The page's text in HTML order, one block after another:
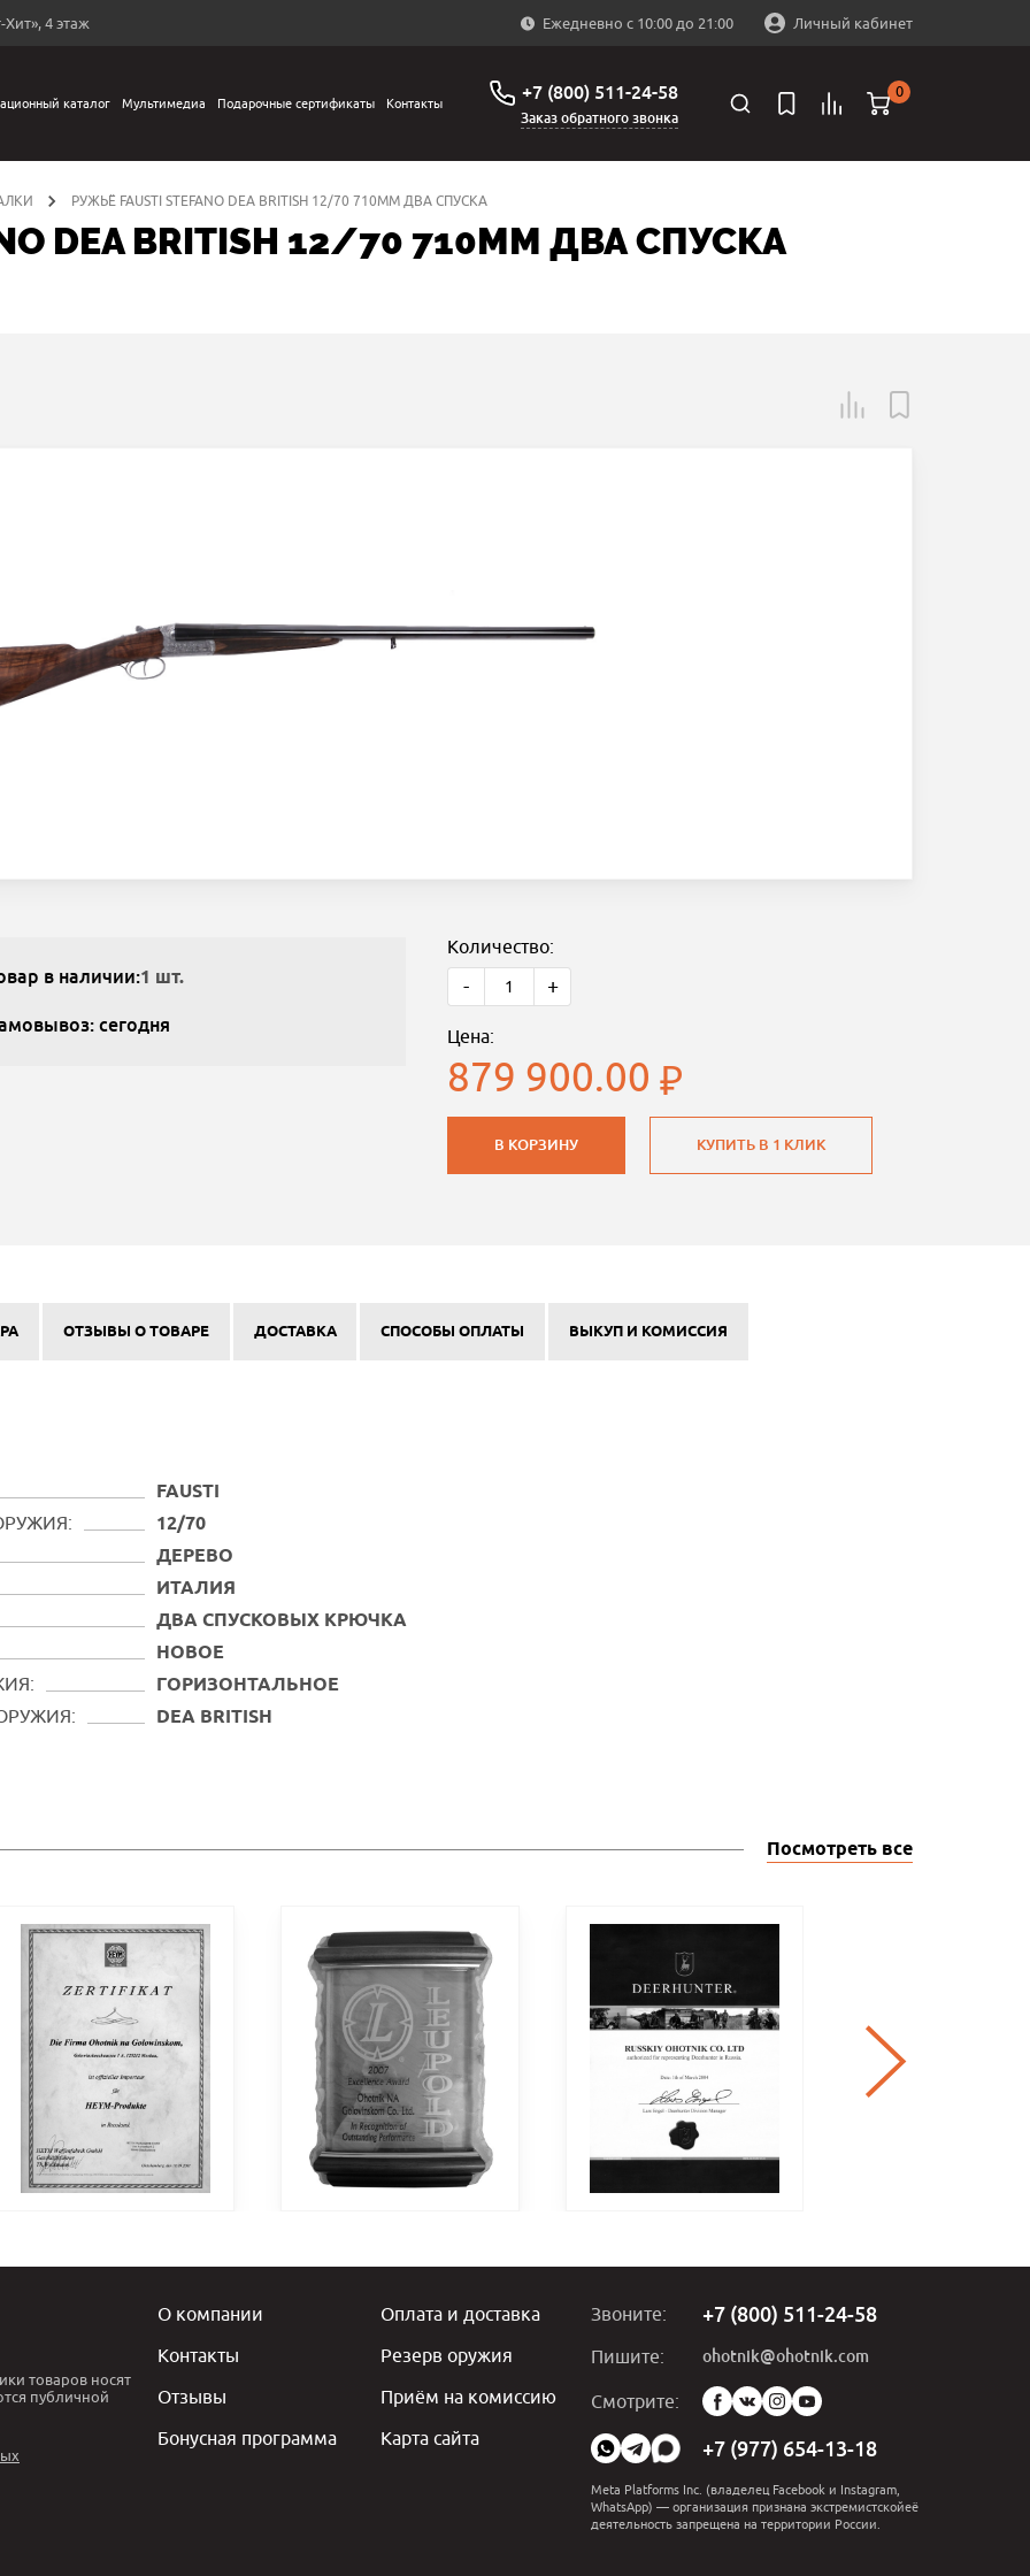
4 этаж Ежедневно с 10:00 до 21:00 Личный кабинет
каталог Мультимедиа Подарочные сертификаты Контакты +7 (800) 511-24-58
Заказ обратного звонка
0
РУЖЬЁ FAUSTI STEFANO DEA BRITISH 12/70 710ММ ДВА СПУСКА
DEA BRITISH 12/70 710ММ ДВА СПУСКА
в наличии:1 шт.
сегодня
Количество:
- +
Цена:
879 900.00
В КОРЗИНУ КУПИТЬ В 1 КЛИК
ОТЗЫВЫ О ТОВАРЕ ДОСТАВКА СПОСОБЫ ОПЛАТЫ ВЫКУП И КОМИССИЯ
FAUSTI
12/70
ДЕРЕВО
ИТАЛИЯ
ДВА СПУСКОВЫХ КРЮЧКА
НОВОЕ
ГОРИЗОНТАЛЬНОЕ
DEA BRITISH
Посмотреть все
товаров носят
публичной
О компании
Контакты
Отзывы
Бонусная программа
Оплата и доставка
Резерв оружия
Приём на комиссию
Карта сайта
Звоните: +7 (800) 511-24-58
Пишите: ohotnik@ohotnik.com
Смотрите:
Мы
в
социальных
сетях:
+7 (977) 654-13-18
Meta Platforms Inc. (владелец Facebook и Instagram,
WhatsApp) — организация признана экстремистскойеё
деятельность запрещена на территории России.